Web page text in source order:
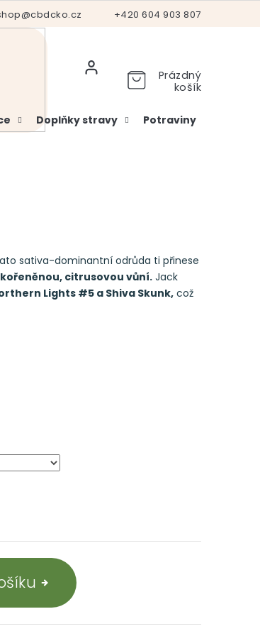
+420 604 903 807
obchodu Vrácení a reklamace
Prázdný
košík
Doplňky stravy Potraviny
sativa-dominantní odrůda ti přinese
kořeněnou, citrusovou vůní. Jack
Lights #5 a Shiva Skunk, což